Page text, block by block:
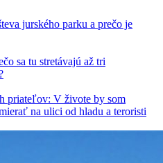
jurského parku a prečo je
sa tu stretávajú až tri
priateľov: V živote by som
na ulici od hladu a teroristi